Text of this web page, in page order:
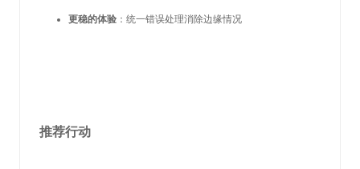
更稳的体验 ：统一错误处理消除边缘情况
推荐行动